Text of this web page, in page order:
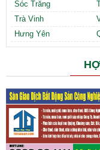
Sóc Trăng
Trà Vinh
Hưng Yên